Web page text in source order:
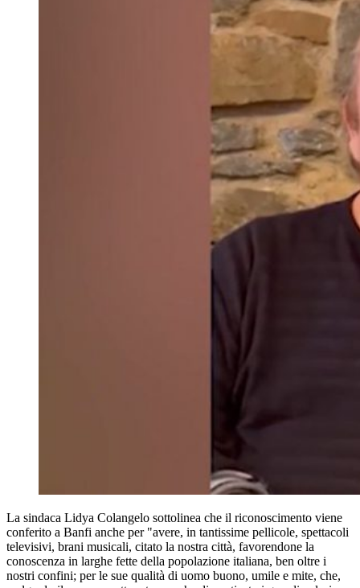
La sindaca Lidya Colangelo sottolinea che il riconoscimento viene
conferito a Banfi anche per "avere, in tantissime pellicole, spettacoli
televisivi, brani musicali, citato la nostra città, favorendone la
conoscenza in larghe fette della popolazione italiana, ben oltre i
nostri confini; per le sue qualità di uomo buono, umile e mite, che,